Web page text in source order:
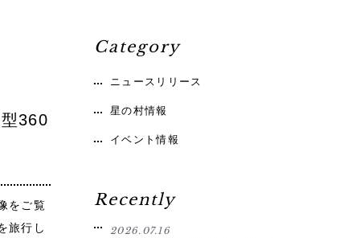
360
をご覧
旅行し
Category
ニュースリリース
星の村情報
イベント情報
Recently
2026.07.16